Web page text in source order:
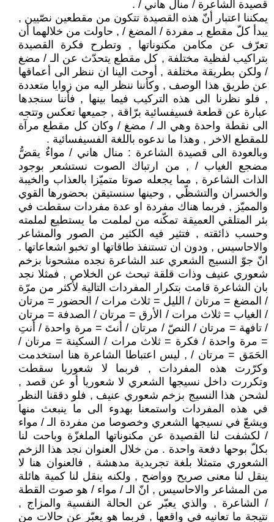
قصيدة الشاعرة / منال هاني / .
يمكننا اعتبار أنّ هذه القصيدة تتكون من مقطعين نصّيين ,
يبدأ كلّ مقطع بـ مفردة / المضغ / , حاولت من خلالهما أن
تعرّف عن مكامن مكنوناتها , وتطرح فكرة القصيدة
بتراكيب لفظية مختلفة , كل مقطع يتحدّث عن الـ / مضغ
/ ولكن بطريقة مختلفة , أوحت الينا ان ننظر الى أعماقها
عن طريق هذا الوصف , وكأننا ننظر اليه من زوايا متعددة
, فلو نظرنا الى هذه التركيب فيما بينها , فأننا سنجدها
عبارة عن قطعة فسيفسائية برّاقة , جميعها تعكس وتتجه
الى نقطة واحدة وهي الـ / مضغ / وكان كل مقطع مرآة
للمقطع الاخر , وهذا ما ندعوه باللغة الفسيفسائية .
وبالعودة الى قصيدة الشاعرة : منال هاني / مواءٌ يقضُّ
مضجع الغياب / , من ارتباك الصوت نستشعر بوجود
الذات الشاعرة , مما يجعله صوتا متميّزا بالعذاب والخيبة
والخسران والتشظّي , وحينها سنستيقن بحضورها القوي
والمميّز , فربما هناك مفردة او عدة مفردات سقطت في
بئر المتلقي العميقة تمكّنه من لملمت ما يستطيع لملمته
وحسب ذائقته , فتثير فيه الكثير من الصور والمشاعر
والاحاسيس , ودون ان تستنفذ طاقاتها او تخبو اشعاعاتها .
انّ جوّ النسيج الشعري عند الشاعرة نجده مشحونا بزخم
شعوري عنيف وذات قلقة تبحث عن الخلاص , فمثلا نجد
بان الشاعرة قامت بتكرار المفردات التالية لأكثر من مرّة
/ المضغ = مرتان / الليل = ثلاث مرات / الحضور = مرتان
/ الغياب = ثلاث مرات / الأرق = مرتان / الصدفة = مرتان
/ تافهة = مرتان / النصّ / مرتان / أنتَ = مرة واحدة / أنتِ
= مرة واحدة / فكرة = ثلاث مرات / السكينة = مرتان /
الحَمَق = مرتان / , ليس اعتباطا الشاعرة هنا استخدمت
وكرّرت هذه المفردات , فربما لا شعوريا سقطت
وتكررت داخل نسيجها الشعري لا شعوريا أو عن قصد ,
لشحن هذا النسيج بزخم شعوري عنيف , فلو دققنا النظر
في هذه المفردات واستمعنا بهدوء الى ما ينبعث منها
ويشعّ في نسيجها الشعري وخصوصا من مفردة الـ / مواء
/ لكشفت لنا القصيدة عن مكنوناتها الملغزّة وباحت لنا
بكلّ بوحها دفعة واحدة . من خلال العنوان نجد هذا الزخم
الشعوري متمثلا بلغة تجريدية مدهشة , فالعنوان هنا لا
ينقل لنا معنى صريح وواضح , ولكنه ينقل لنا كمية هائلة
من المشاعر والاحاسيس , انّ الـ / مواء / هو صوت القطة
/ الشاعرة , والذي يعبّر عن الحالة النفسية والمزاج ,
نتيجة ما تعانيه في واقعها , فربما هو يعبّر عن حالات من